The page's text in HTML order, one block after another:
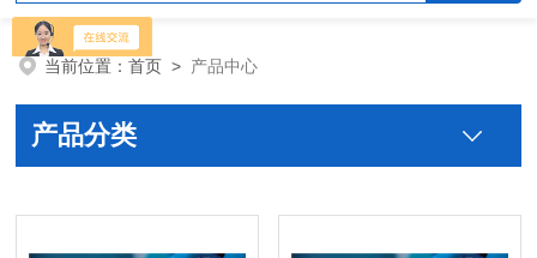
当前位置：首页 > 产品中心
产品分类